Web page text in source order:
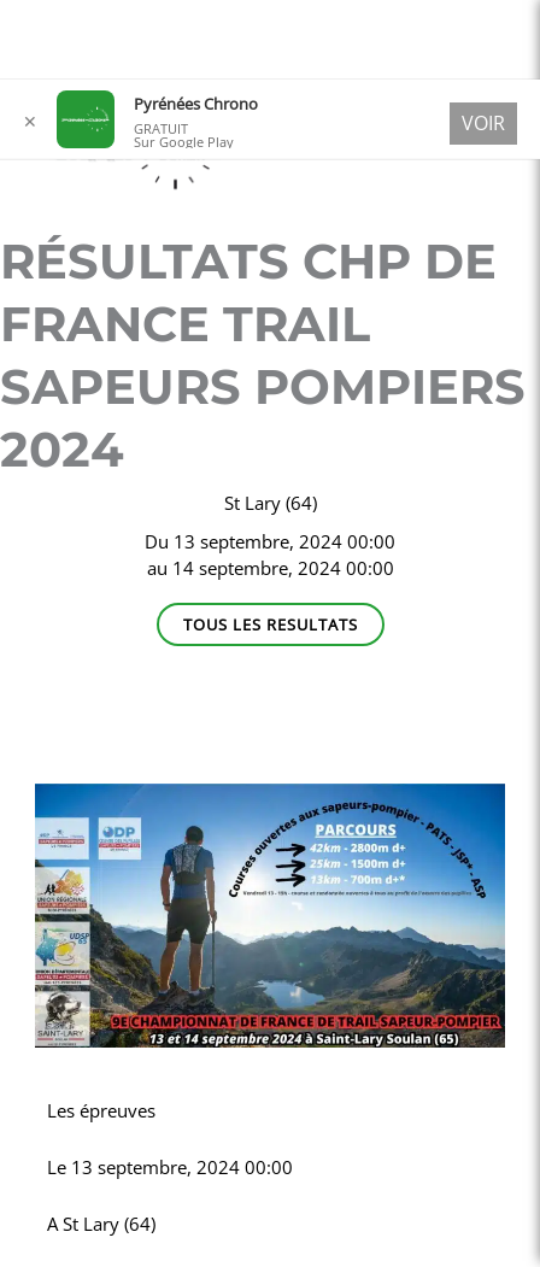
contenu
RÉSULTATS CHP DE
FRANCE TRAIL
SAPEURS POMPIERS
2024
St Lary (64)
Du 13 septembre, 2024 00:00
au 14 septembre, 2024 00:00
TOUS LES RESULTATS
Les épreuves
Le 13 septembre, 2024 00:00
ASt Lary (64)
✕
Pyrénées Chrono
GRATUIT
Sur Google Play
VOIR